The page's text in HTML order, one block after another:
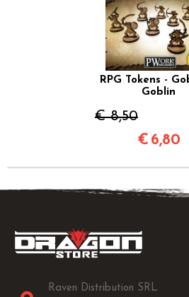
RPG Tokens -
Goblin
€ 8,50
€ 6,80
Raven Distribution SRL